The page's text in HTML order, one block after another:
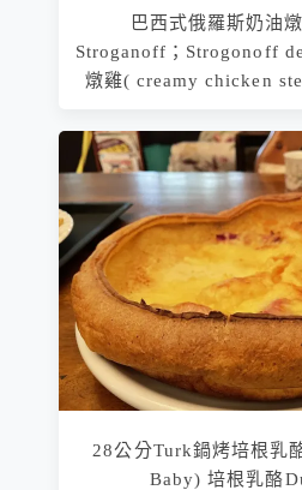
巴西式俄羅斯奶油
Stroganoff；Strogonoff
燉雞( creamy chicken
28公分Turk鍋烤培根乳
Baby) 培根乳酪